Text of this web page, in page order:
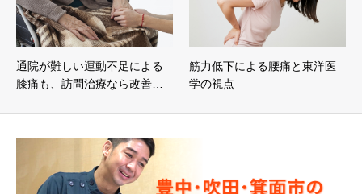
通院が難しい運動不足による
膝痛も、訪問治療なら改善…
筋力低下による腰痛と東洋医
学の視点